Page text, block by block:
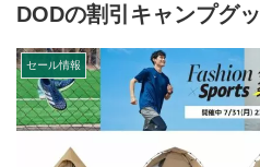
DODの割引キャンプグ
セール情報